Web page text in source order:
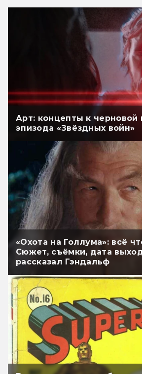
Арт: концепты к черновой
эпизода «Звёздных войн»
«Охота на Голлума»: всё
Сюжет, съёмки, дата
рассказал Гэндальф